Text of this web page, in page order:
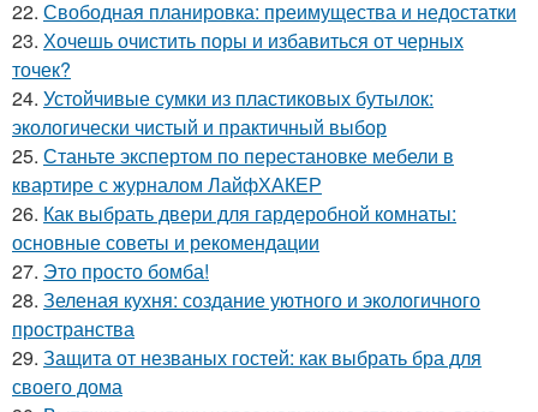
22. Свободная планировка: преимущества и недостатки
23. Хочешь очистить поры и избавиться от черных
точек?
24. Устойчивые сумки из пластиковых бутылок:
экологически чистый и практичный выбор
25. Станьте экспертом по перестановке мебели в
квартире с журналом ЛайфХАКЕР
26. Как выбрать двери для гардеробной комнаты:
основные советы и рекомендации
27. Это просто бомба!
28. Зеленая кухня: создание уютного и экологичного
пространства
29. Защита от незваных гостей: как выбрать бра для
своего дома